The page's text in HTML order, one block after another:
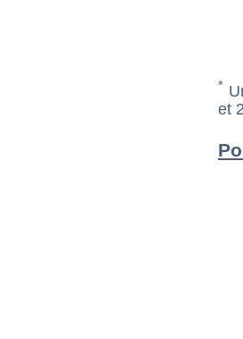
*
et